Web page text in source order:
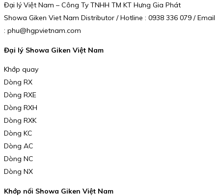
Đại lý Việt Nam – Công Ty TNHH TM KT Hưng Gia Phát
Showa Giken Viet Nam Distributor / Hotline : 0938 336 079 / Email
: phu@hgpvietnam.com
Đại lý Showa Giken Việt Nam
Khớp quay
Dòng RX
Dòng RXE
Dòng RXH
Dòng RXK
Dòng KC
Dòng AC
Dòng NC
Dòng NX
Khớp nối Showa Giken Việt Nam